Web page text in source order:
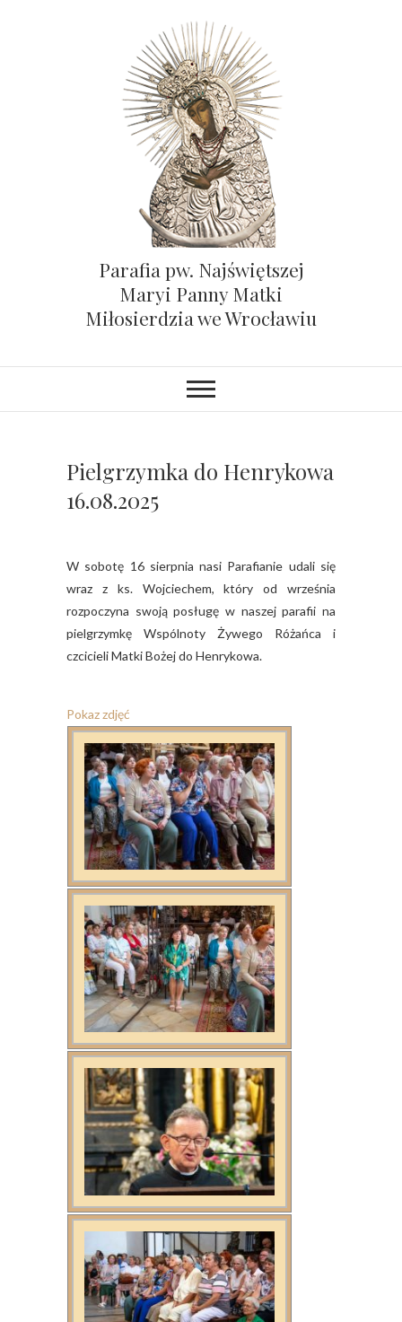
Parafia pw. Najświętszej
Maryi Panny Matki
Miłosierdzia we Wrocławiu
Pielgrzymka do Henrykowa
16.08.2025
W sobotę 16 sierpnia nasi Parafianie udali się
wraz z ks. Wojciechem, który od września
rozpoczyna swoją posługę w naszej parafii na
pielgrzymkę Wspólnoty Żywego Różańca i
czcicieli Matki Bożej do Henrykowa.
Pokaz zdjęć